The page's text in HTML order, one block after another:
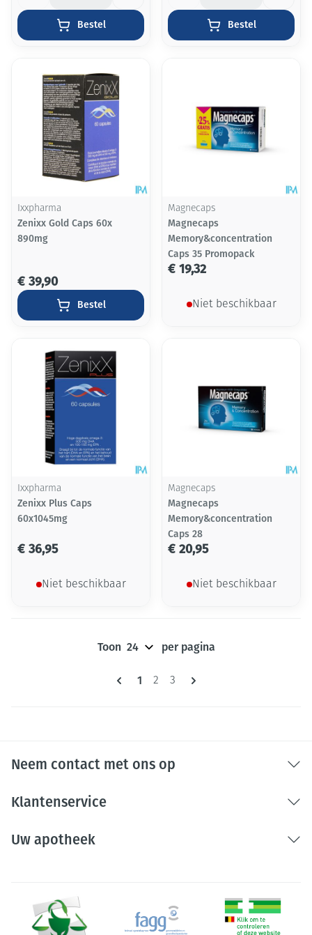
Bestel Bestel
Ixxpharma
Zenixx Gold Caps 60x
890mg
€ 39,90
Bestel
Magnecaps
Magnecaps
Memory&concentration
Caps 35 Promopack
€ 19,32
Niet beschikbaar
Ixxpharma
Zenixx Plus Caps
60x1045mg
€ 36,95
Niet beschikbaar
Magnecaps
Magnecaps
Memory&concentration
Caps 28
€ 20,95
Niet beschikbaar
Pagina's
U lees momenteel pagina
1 Pagina
2 Pagina
3
Toon per pagina
Neem contact met ons op
Klantenservice
Uw apotheek